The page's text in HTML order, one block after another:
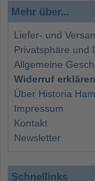
Mehr über...
Liefer- und
Privatsphäre und
Allgemeine
Widerruf erklären
Über Historia
Impressum
Kontakt
Newsletter
Schnellinks